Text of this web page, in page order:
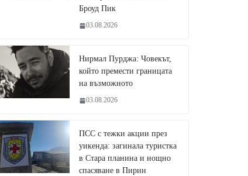
Броуд Пик
03.08.2026
Нирмал Пурджа: Човекът,
който премести границата
на възможното
03.08.2026
ПСС с тежки акции през
уикенда: загинала туристка
в Стара планина и нощно
спасяване в Пирин